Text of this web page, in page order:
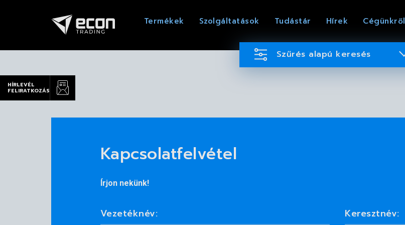
Termékek Szolgáltatások Tudástár Hírek Cégünkről
Szűrés alapú keresés
HÍRLEVÉL
FELIRATKOZÁS
Kapcsolatfelvétel
Írjon nekünk!
Vezetéknév: Keresztnév: